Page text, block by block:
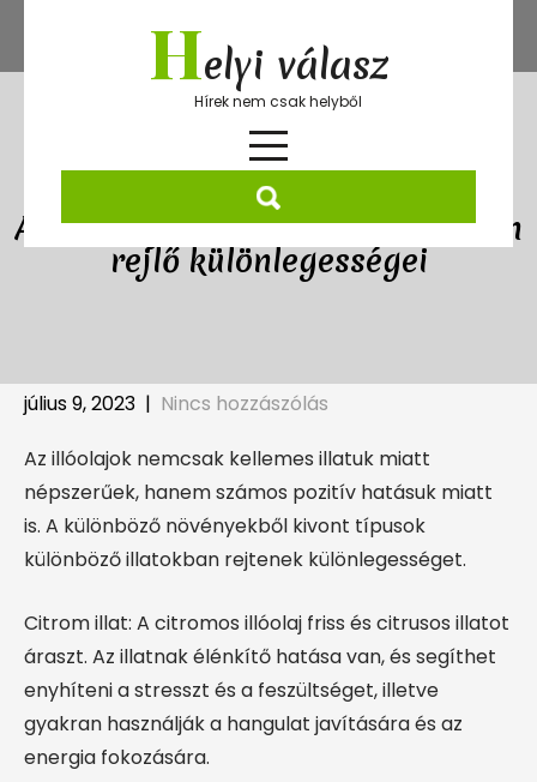
content
Helyi válasz
Hírek nem csak helyből
Az illóolajok különböző illatokban
rejlő különlegességei
július 9, 2023 | Nincs hozzászólás
Az illóolajok nemcsak kellemes illatuk miatt
népszerűek, hanem számos pozitív hatásuk miatt
is. A különböző növényekből kivont típusok
különböző illatokban rejtenek különlegességet.
Citrom illat: A citromos illóolaj friss és citrusos illatot
áraszt. Az illatnak élénkítő hatása van, és segíthet
enyhíteni a stresszt és a feszültséget, illetve
gyakran használják a hangulat javítására és az
energia fokozására.